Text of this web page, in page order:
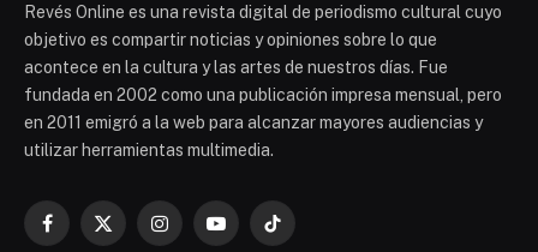
Revés Online es una revista digital de periodismo cultural cuyo
objetivo es compartir noticias y opiniones sobre lo que
acontece en la cultura y las artes de nuestros días. Fue
fundada en 2002 como una publicación impresa mensual, pero
en 2011 emigró a la web para alcanzar mayores audiencias y
utilizar herramientas multimedia.
Facebook
X
InstagramYouTubeTikTok